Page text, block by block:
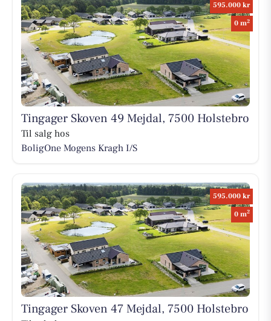
595.000 kr
0 m2
Tingager Skoven 49 Mejdal, 7500 Holstebro
Til salg hos
BoligOne Mogens Kragh I/S
595.000 kr
0 m2
Tingager Skoven 47 Mejdal, 7500 Holstebro